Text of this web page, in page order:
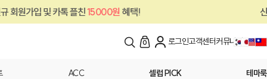
15000원 혜택! 신규 회원가입 및 카톡
0 로그인고객센터커뮤니티
ACC 셀럽 PICK 테마룩